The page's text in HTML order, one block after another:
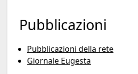
Pubblicazioni
Pubblicazioni della rete
Giornale Eugesta